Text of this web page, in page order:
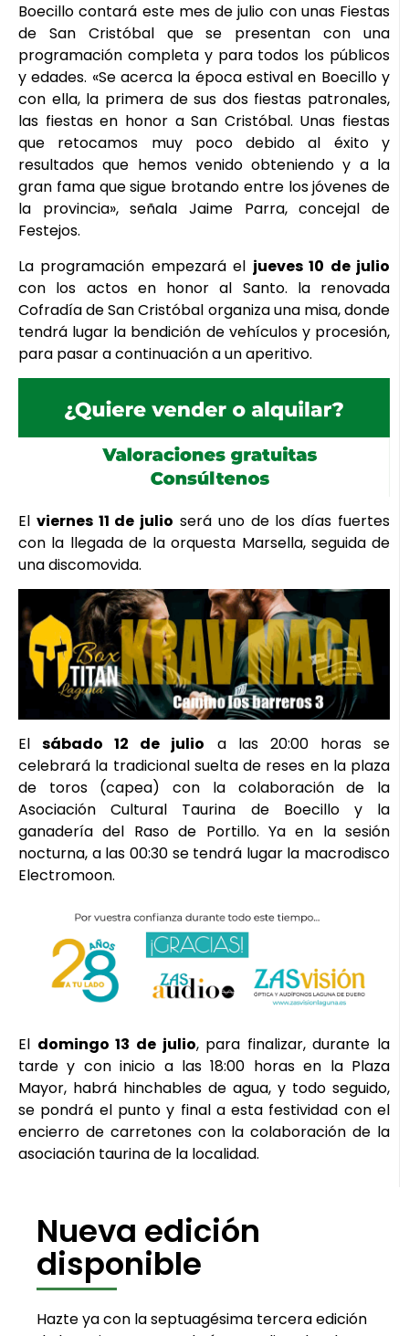
Boecillo contará este mes de julio con unas Fiestas
de San Cristóbal que se presentan con una
programación completa y para todos los públicos
y edades. «Se acerca la época estival en Boecillo y
con ella, la primera de sus dos fiestas patronales,
las fiestas en honor a San Cristóbal. Unas fiestas
que retocamos muy poco debido al éxito y
resultados que hemos venido obteniendo y a la
gran fama que sigue brotando entre los jóvenes de
la provincia», señala Jaime Parra, concejal de
Festejos.
La programación empezará el jueves 10 de julio
con los actos en honor al Santo. la renovada
Cofradía de San Cristóbal organiza una misa, donde
tendrá lugar la bendición de vehículos y procesión,
para pasar a continuación a un aperitivo.
El viernes 11 de julio será uno de los días fuertes
con la llegada de la orquesta Marsella, seguida de
una discomovida.
Elsábado 12 de julio a las 20:00 horas se
celebrará la tradicional suelta de reses en la plaza
de toros (capea) con la colaboración de la
Asociación Cultural Taurina de Boecillo y la
ganadería del Raso de Portillo. Ya en la sesión
nocturna, a las 00:30 se tendrá lugar la macrodisco
Electromoon.
El domingo 13 de julio, para finalizar, durante la
tarde y con inicio a las 18:00 horas en la Plaza
Mayor, habrá hinchables de agua, y todo seguido,
se pondrá el punto y final a esta festividad con el
encierro de carretones con la colaboración de la
asociación taurina de la localidad.
Nueva edición
disponible
Hazte ya con la septuagésima tercera edición